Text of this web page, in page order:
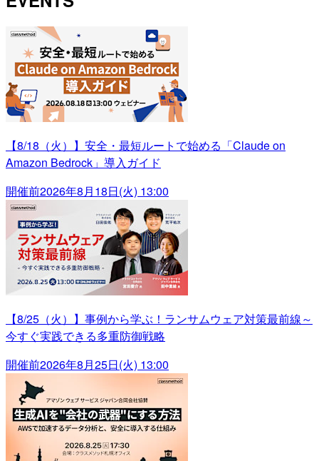
【8/18（火）】安全・最短ルートで始める「Claude on
Amazon Bedrock」導入ガイド
開催前2026年8月18日(火) 13:00
【8/25（火）】事例から学ぶ！ランサムウェア対策最前線～
今すぐ実践できる多重防御戦略
開催前2026年8月25日(火) 13:00